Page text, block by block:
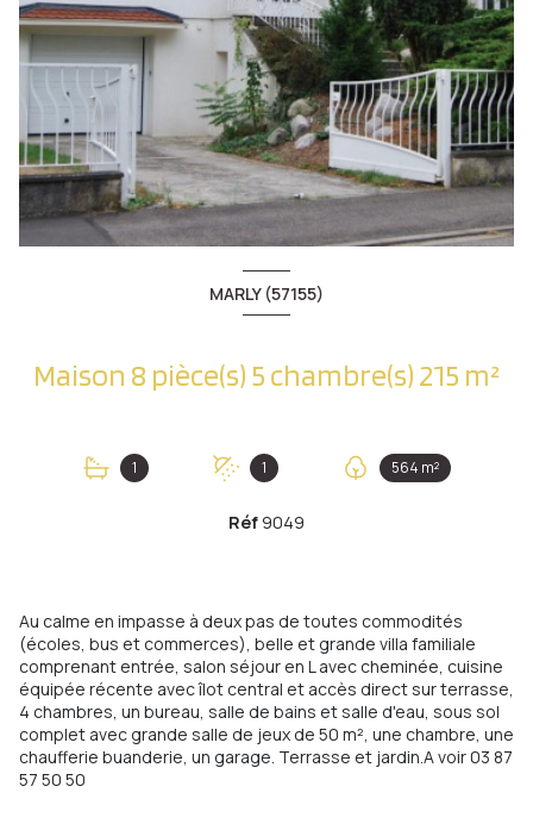
MARLY (57155)
Maison 8 pièce(s) 5 chambre(s) 215 m²
1 1 564 m²
Réf 9049
Au calme en impasse à deux pas de toutes commodités
(écoles, bus et commerces), belle et grande villa familiale
comprenant entrée, salon séjour en L avec cheminée, cuisine
équipée récente avec îlot central et accès direct sur terrasse,
4 chambres, un bureau, salle de bains et salle d'eau, sous sol
complet avec grande salle de jeux de 50 m², une chambre, une
chaufferie buanderie, un garage. Terrasse et jardin.A voir 03 87
57 50 50